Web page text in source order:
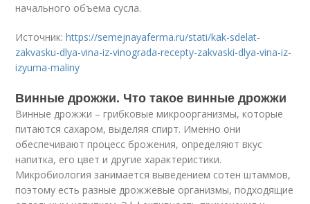
начального объема сусла.
Источник:https://semejnayaferma.ru/stati/kak-sdelat-
zakvasku-dlya-vina-iz-vinograda-recepty-zakvaski-dlya-vina-iz-
izyuma-maliny
Винные дрожжи. Что такое винные дрожжи
Винные дрожжи – грибковые микроорганизмы, которые
питаются сахаром, выделяя спирт. Именно они
обеспечивают процесс брожения, определяют вкус
напитка, его цвет и другие характеристики.
Микробиология занимается выведением сотен штаммов,
поэтому есть разные дрожжевые организмы, подходящие